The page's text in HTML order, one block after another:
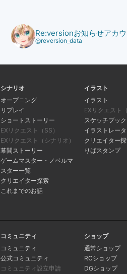
Re:versionお知らせアカウ
@reversion_data
シナリオ
オープニング
リプレイ
ショートストーリー
EXリクエスト（SS）
EXリクエスト（シナリオ）
幕間ストーリー
ゲームマスター・ノベルマ
スター一覧
クリエイター探索
これまでのお話
イラスト
イラスト
EXリクエスト
スケッチブック
イラストレー
クリエイター
りばスタンプ
コミュニティ
コミュニティ
公式コミュニティ
コミュニティ設立申請
ショップ
通常ショップ
RCショップ
DGショップ